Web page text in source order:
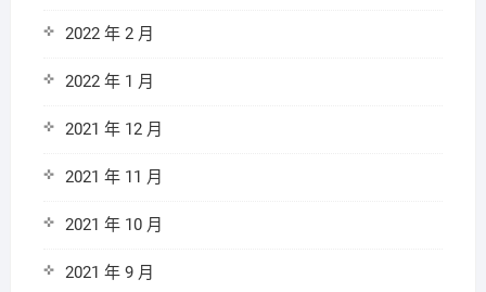
2022 年 2 月
2022 年 1 月
2021 年 12 月
2021 年 11 月
2021 年 10 月
2021 年 9 月